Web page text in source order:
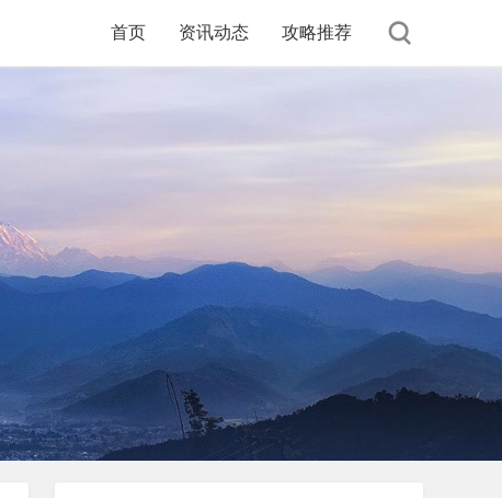
首页 资讯动态 攻略推荐